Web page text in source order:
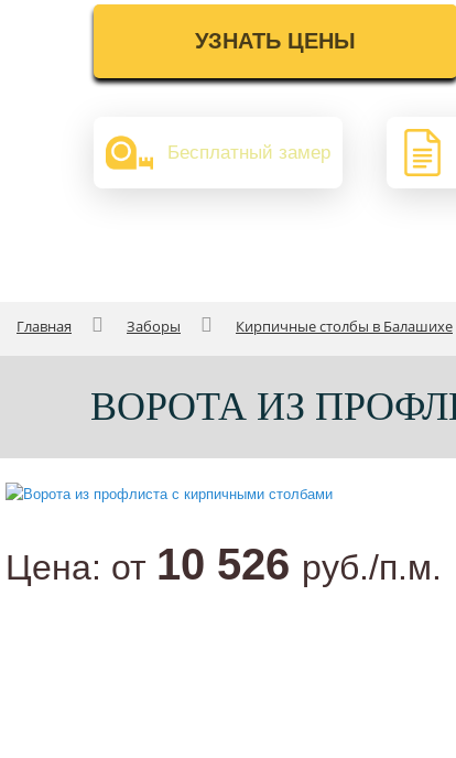
УЗНАТЬ ЦЕНЫ
Бесплатный замер
Главная Заборы Кирпичные столбы в Балашихе
ВОРОТА ИЗ
Цена: от 10 526 руб./п.м.